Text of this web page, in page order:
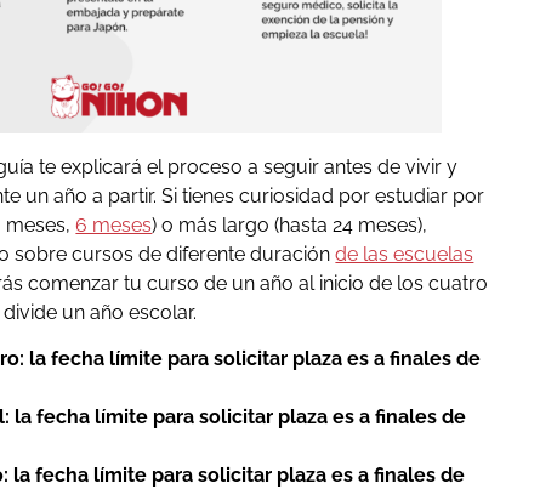
te explicará el proceso a seguir antes de vivir y
un año a partir. Si tienes curiosidad por estudiar por
meses,6 meses) o más largo (hasta 24 meses),
sobre cursos de diferente duraciónde las escuelas
comenzar tu curso de un año al inicio de los cuatro
un año escolar.
la fecha límite para solicitar plaza es a finales de
la fecha límite para solicitar plaza es a finales de
la fecha límite para solicitar plaza es a finales de